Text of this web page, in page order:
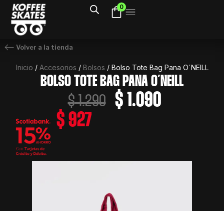
contenido
0
Volver a la tienda
Inicio / Accesorios / Bolsos / Bolso Tote Bag Pana O´NEILL
BOLSO TOTE BAG PANA O´NEILL
$1.290 El
precio
$ 1.090El
$ 927